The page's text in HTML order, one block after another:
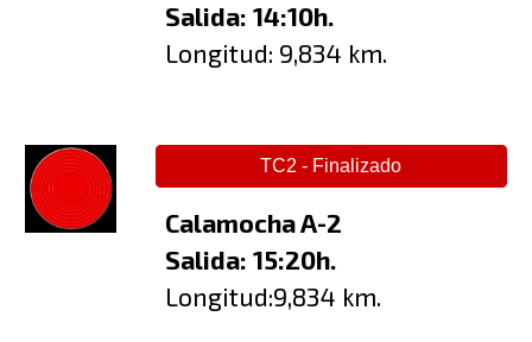
Salida: 14:10h.
Longitud: 9,834 km.
TC2 - Finalizado
Calamocha A-2
Salida: 15:20h.
Longitud:9,834 km.